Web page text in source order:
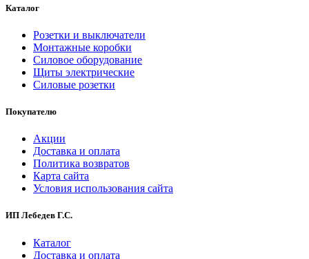
Каталог
Розетки и выключатели
Монтажные коробки
Силовое оборудование
Щиты электрические
Силовые розетки
Покупателю
Акции
Доставка и оплата
Политика возвратов
Карта сайта
Условия использования сайта
ИП Лебедев Г.С.
Каталог
Доставка и оплата